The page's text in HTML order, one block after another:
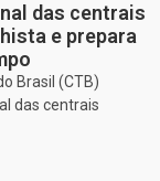
das centrais
e prepara
Brasil (CTB)
das centrais